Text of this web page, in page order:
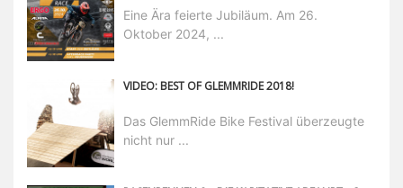
Eine Ära feierte Jubiläum. Am 26.
Oktober 2024, ...
VIDEO: BEST OF GLEMMRIDE 2018!
Das GlemmRide Bike Festival überzeugte
nicht nur ...